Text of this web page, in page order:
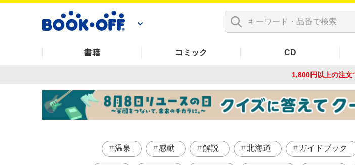
書籍 コミック CD
1,800円以上の注文
温泉 感動 解説 北海道 ガイドブック